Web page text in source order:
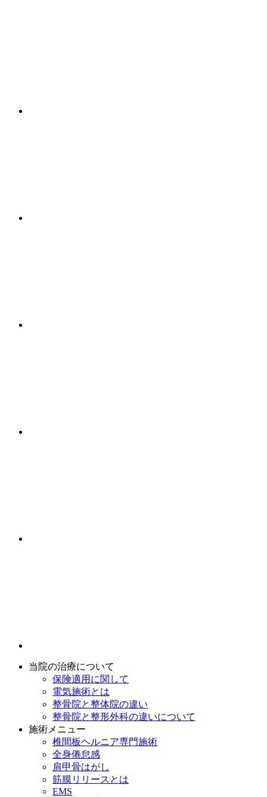
当院の治療について
保険適用に関して
電気施術とは
整骨院と整体院の違い
整骨院と整形外科の違いについて
施術メニュー
椎間板ヘルニア専門施術
全身倦怠感
肩甲骨はがし
筋膜リリースとは
EMS